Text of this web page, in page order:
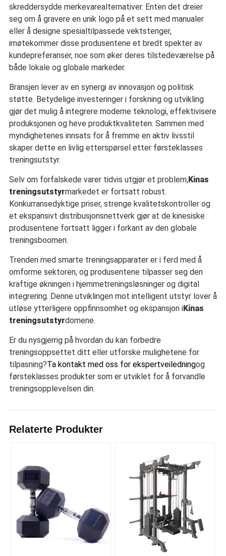
skreddersydde merkevarealternativer. Enten det dreier
seg om å gravere en unik logo på et sett med manualer
eller å designe spesialtilpassede vektstenger,
imøtekommer disse produsentene et bredt spekter av
kundepreferanser, noe som øker deres tilstedeværelse på
både lokale og globale markeder.
Bransjen lever av en synergi av innovasjon og politisk
støtte. Betydelige investeringer i forskning og utvikling
gjør det mulig å integrere moderne teknologi, effektivisere
produksjonen og heve produktkvaliteten. Sammen med
myndighetenes innsats for å fremme en aktiv livsstil
skaper dette en livlig etterspørsel etter førsteklasses
treningsutstyr.
Selv om forfalskede varer tidvis utgjør et problem,Kinas
treningsutstyrmarkedet er fortsatt robust.
Konkurransedyktige priser, strenge kvalitetskontroller og
et ekspansivt distribusjonsnettverk gjør at de kinesiske
produsentene fortsatt ligger i forkant av den globale
treningsboomen.
Trenden med smarte treningsapparater er i ferd med å
omforme sektoren, og produsentene tilpasser seg den
kraftige økningen i hjemmetreningsløsninger og digital
integrering. Denne utviklingen mot intelligent utstyr lover å
utløse ytterligere oppfinnsomhet og ekspansjon iKinas
treningsutstyrdomene.
Er du nysgjerrig på hvordan du kan forbedre
treningsoppsettet ditt eller utforske mulighetene for
tilpasning?Ta kontakt med oss for ekspertveiledningog
førsteklasses produkter som er utviklet for å forvandle
treningsopplevelsen din.
Relaterte Produkter